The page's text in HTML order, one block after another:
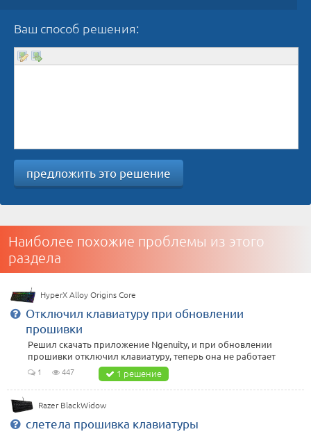
Ваш способ решения:
предложить это решение
Наиболее похожие проблемы из этого
раздела
HyperX Alloy Origins Core
Отключил клавиатуру при обновлении
прошивки
Решил скачать приложение Ngenuity, и при обновлении
прошивки отключил клавиатуру, теперь она не работает
1 447 1 решение
Razer BlackWidow
слетела прошивка клавиатуры